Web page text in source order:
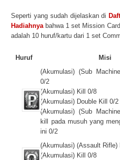
Seperti yang sudah dijelaskan di
Hadiahnyabahwa 1 set Mission
adalah 10 huruf/kartu dari 1 set
Huruf Misi
(Akumulasi) (Sub
0/2
(Akumulasi) Kill 0/8
(Akumulasi) Double Kill 0/2
(Akumulasi) (Sub
kill pada musuh yang
ini 0/2
(Akumulasi) (Assault Rifle)
(Akumulasi) Kill 0/8